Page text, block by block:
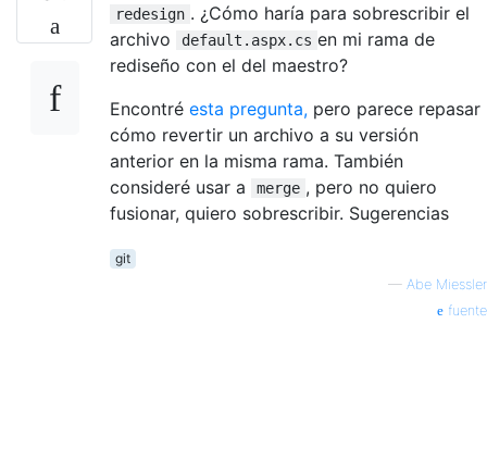
redesign . ¿Cómo haría para sobrescribir el
archivo
default.aspx.cs en mi rama de
rediseño con el del maestro?
Encontré esta pregunta, pero parece repasar
cómo revertir un archivo a su versión
anterior en la misma rama. También
consideré usar a
merge , pero no quiero
fusionar, quiero sobrescribir. Sugerencias
git
— Abe Miessler
fuente